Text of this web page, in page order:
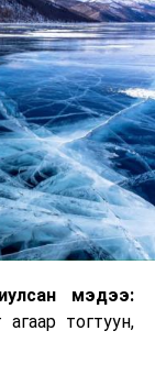
мэдээ:
тогтуун,